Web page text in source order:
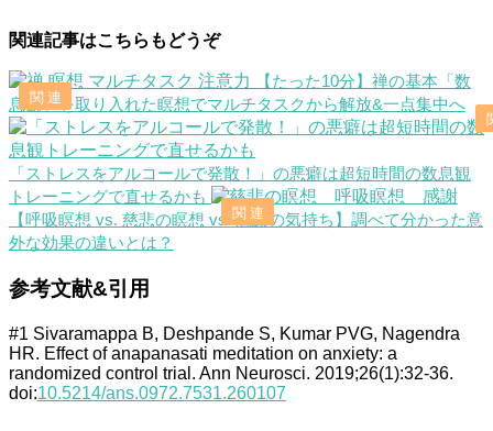
関連記事はこちらもどうぞ
【たった10分】禅の基本「数
息観」を取り入れた瞑想でマルチタスクから解放&一点集中へ
「ストレスをアルコールで発散！」の悪癖は超短時間の数息観
トレーニングで直せるかも
【呼吸瞑想 vs. 慈悲の瞑想 vs. 感謝の気持ち】調べて分かった意
外な効果の違いとは？
参考文献&引用
#1 Sivaramappa B, Deshpande S, Kumar PVG, Nagendra
HR. Effect of anapanasati meditation on anxiety: a
randomized control trial. Ann Neurosci. 2019;26(1):32-36.
doi:10.5214/ans.0972.7531.260107